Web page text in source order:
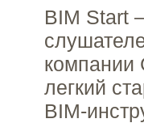
BIM Start
компании
легкий
BIM-